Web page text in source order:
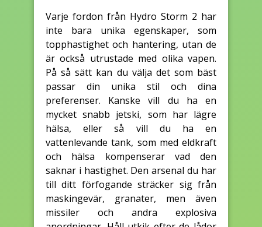
Varje fordon från Hydro Storm 2 har
inte bara unika egenskaper, som
topphastighet och hantering, utan de
är också utrustade med olika vapen.
På så sätt kan du välja det som bäst
passar din unika stil och dina
preferenser. Kanske vill du ha en
mycket snabb jetski, som har lägre
hälsa, eller så vill du ha en
vattenlevande tank, som med eldkraft
och hälsa kompenserar vad den
saknar i hastighet. Den arsenal du har
till ditt förfogande sträcker sig från
maskingevär, granater, men även
missiler och andra explosiva